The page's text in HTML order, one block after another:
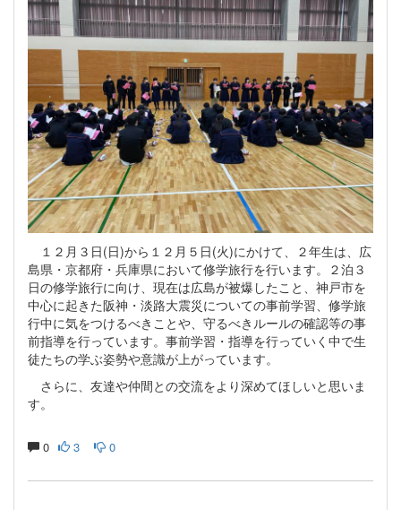
１２月３日(日)から１２月５日(火)にかけて、２年生は、広
島県・京都府・兵庫県において修学旅行を行います。２泊３
日の修学旅行に向け、現在は広島が被爆したこと、神戸市を
中心に起きた阪神・淡路大震災についての事前学習、修学旅
行中に気をつけるべきことや、守るべきルールの確認等の事
前指導を行っています。事前学習・指導を行っていく中で生
徒たちの学ぶ姿勢や意識が上がっています。
さらに、友達や仲間との交流をより深めてほしいと思いま
す。
0 3 0